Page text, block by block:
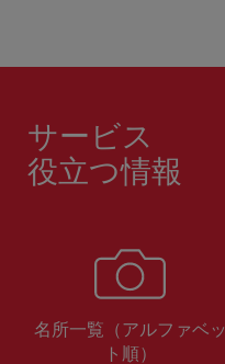
サービス
役立つ情報
名所一覧（アルファベッ
ト順）